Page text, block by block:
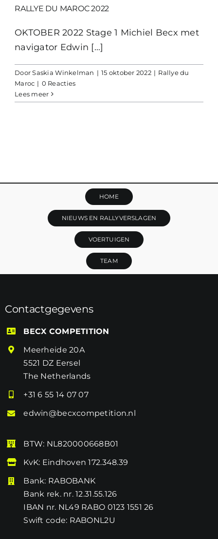
RALLYE DU MAROC 2022
OKTOBER 2022 Stage 1 Michiel Becx met
navigator Edwin [...]
DoorSaskia Winkelman | 15 oktober 2022 | Rallye du
Maroc | 0 Reacties
Lees meer
HOME
NIEUWS EN RALLYVERSLAGEN
VOERTUIGEN
TEAM
Contactgegevens
BECX COMPETITION
Meerheide 20A
5521 DZ Eersel
The Netherlands
+31 6 55 14 07 07
edwin@becxcompetition.nl
BTW: NL820000668B01
KvK: Eindhoven 172.348.39
Bank: RABOBANK
Bank rek. nr. 12.31.55.126
IBAN nr. NL49 RABO 0123 1551 26
Swift code: RABONL2U